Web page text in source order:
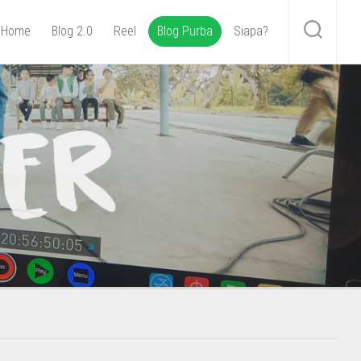
Home Blog 2.0 Reel Blog Purba Siapa?